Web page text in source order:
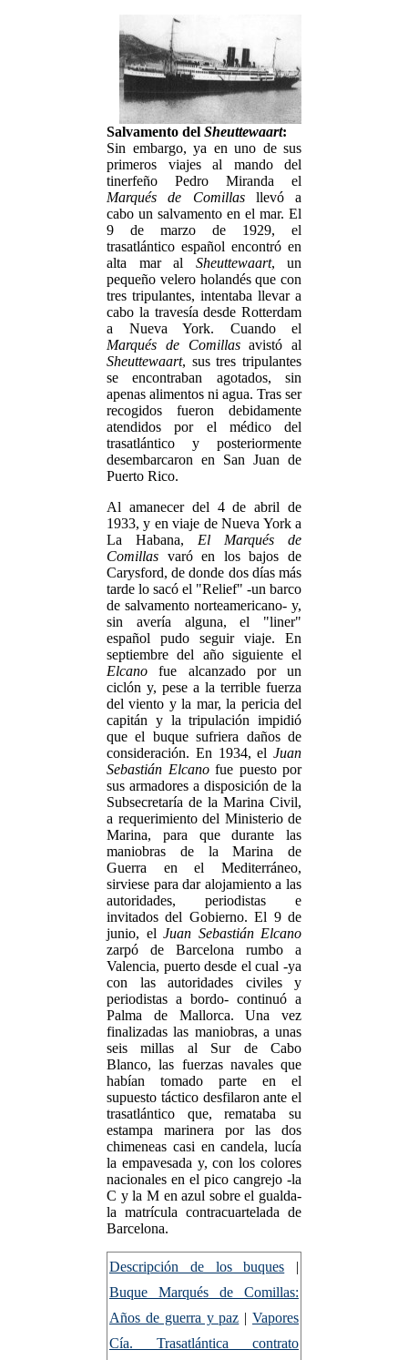
Salvamento del Sheuttewaart:
Sin embargo, ya en uno de sus
primeros viajes al mando del
tinerfeño Pedro Miranda el
Marqués de Comillasllevó a
cabo un salvamento en el mar. El
9 de marzo de 1929, el
trasatlántico español encontró en
alta mar al Sheuttewaart, un
pequeño velero holandés que con
tres tripulantes, intentaba llevar a
cabo la travesía desde Rotterdam
a Nueva York. Cuando el
Marqués de Comillasavistó al
Sheuttewaart, sus tres tripulantes
se encontraban agotados, sin
apenas alimentos ni agua. Tras ser
recogidos fueron debidamente
atendidos por el médico del
trasatlántico y posteriormente
desembarcaron en San Juan de
Puerto Rico.
Al amanecer del 4 de abril de
1933, y en viaje de Nueva York a
La Habana, El Marqués de
Comillas varó en los bajos de
Carysford, de donde dos días más
tarde lo sacó el "Relief" -un barco
de salvamento norteamericano- y,
sin avería alguna, el "liner"
español pudo seguir viaje. En
septiembre del año siguiente el
Elcano fue alcanzado por un
ciclón y, pese a la terrible fuerza
del viento y la mar, la pericia del
capitán y la tripulación impidió
que el buque sufriera daños de
consideración. En 1934, el Juan
Sebastián Elcanofue puesto por
sus armadores a disposición de la
Subsecretaría de la Marina Civil,
a requerimiento del Ministerio de
Marina, para que durante las
maniobras de la Marina de
Guerra en el Mediterráneo,
sirviese para dar alojamiento a las
autoridades, periodistas e
invitados del Gobierno. El 9 de
junio, el Juan Sebastián Elcano
zarpó de Barcelona rumbo a
Valencia, puerto desde el cual -ya
con las autoridades civiles y
periodistas a bordo- continuó a
Palma de Mallorca. Una vez
finalizadas las maniobras, a unas
seis millas al Sur de Cabo
Blanco, las fuerzas navales que
habían tomado parte en el
supuesto táctico desfilaron ante el
trasatlántico que, remataba su
estampa marinera por las dos
chimeneas casi en candela, lucía
la empavesada y, con los colores
nacionales en el pico cangrejo -la
C y la M en azul sobre el gualda-
la matrícula contracuartelada de
Barcelona.
Descripción de los buques |
Buque Marqués de Comillas:
Años de guerra y paz |Vapores
Cía. Trasatlántica contrato